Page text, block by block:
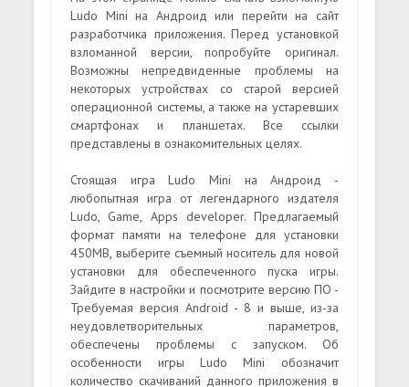
Ludo Mini на Андроид или перейти на сайт
разработчика приложения. Перед установкой
взломанной версии, попробуйте оригинал.
Возможны непредвиденные проблемы на
некоторых устройствах со старой версией
операционной системы, а также на устаревших
смартфонах и планшетах. Все ссылки
представлены в ознакомительных целях.
Стоящая игра Ludo Mini на Андроид -
любопытная игра от легендарного издателя
Ludo, Game, Apps developer. Предлагаемый
формат памяти на телефоне для установки
450MB, выберите съемный носитель для новой
установки для обеспеченного пуска игры.
Зайдите в настройки и посмотрите версию ПО -
Требуемая версия Android - 8 и выше, из-за
неудовлетворительных параметров,
обеспечены проблемы с запуском. Об
особенности игры Ludo Mini обозначит
количество скачиваний данного приложения в